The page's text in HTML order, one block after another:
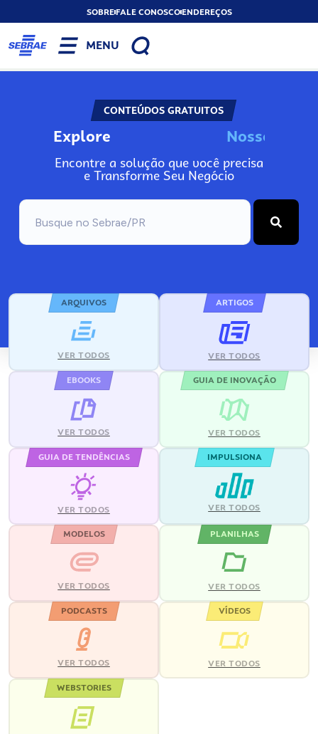
SOBREFALE CONOSCOENDEREÇOS
MENU
CONTEÚDOS GRATUITOS
Explore Nosso
Encontre a solução que você precisa
e Transforme Seu Negócio
ARQUIVOS
VER TODOS
ARTIGOS
VER TODOS
EBOOKS
VER TODOS
GUIA DE INOVAÇÃO
VER TODOS
GUIA DE TENDÊNCIAS
VER TODOS
IMPULSIONA
VER TODOS
MODELOS
VER TODOS
PLANILHAS
VER TODOS
PODCASTS
VER TODOS
VÍDEOS
VER TODOS
WEBSTORIES